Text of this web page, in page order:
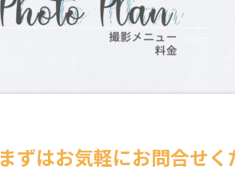
時
まずはお気軽にお問合せく